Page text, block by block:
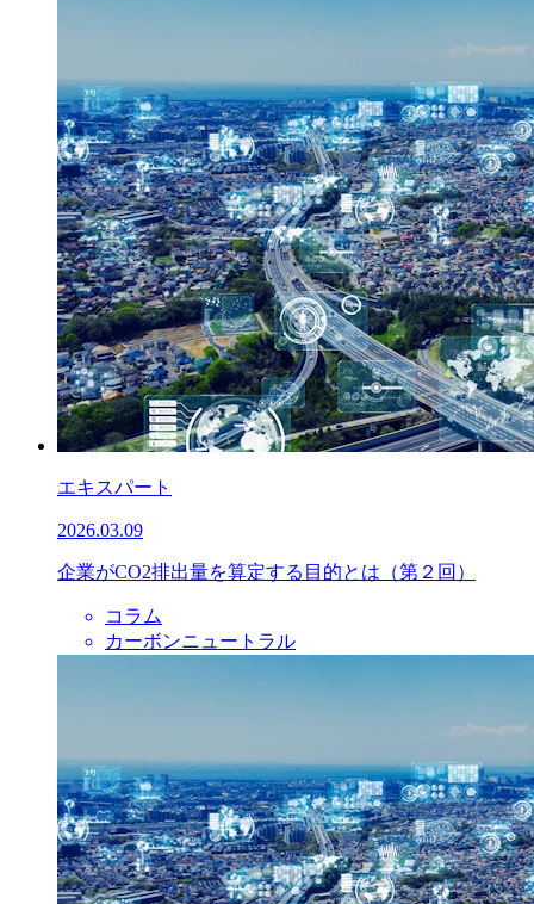
エキスパート
2026.03.09
企業がCO2排出量を算定する目的とは（第２回）
コラム
カーボンニュートラル